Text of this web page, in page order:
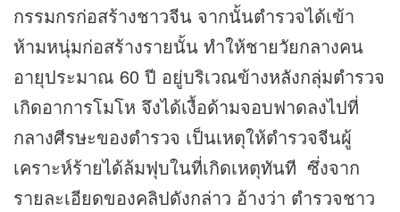
กรรมกรก่อสร้างชาวจีน จากนั้นตำรวจได้เข้า
ห้ามหนุ่มก่อสร้างรายนั้น ทำให้ชายวัยกลางคน
อายุประมาณ 60 ปี อยู่บริเวณข้างหลังกลุ่มตำรวจ
เกิดอาการโมโห จึงได้เงื้อด้ามจอบฟาดลงไปที่
กลางศีรษะของตำรวจ เป็นเหตุให้ตำรวจจีนผู้
เคราะห์ร้ายได้ล้มฟุบในที่เกิดเหตุทันที ซึ่งจาก
รายละเอียดของคลิปดังกล่าว อ้างว่า ตำรวจชาว